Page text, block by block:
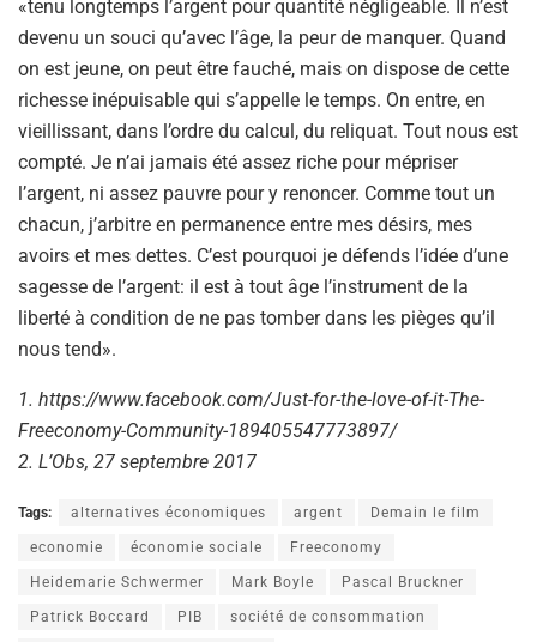
«tenu longtemps l’argent pour quantité négligeable. Il n’est
devenu un souci qu’avec l’âge, la peur de manquer. Quand
on est jeune, on peut être fauché, mais on dispose de cette
richesse inépuisable qui s’appelle le temps. On entre, en
vieillissant, dans l’ordre du calcul, du reliquat. Tout nous est
compté. Je n’ai jamais été assez riche pour mépriser
l’argent, ni assez pauvre pour y renoncer. Comme tout un
chacun, j’arbitre en permanence entre mes désirs, mes
avoirs et mes dettes. C’est pourquoi je défends l’idée d’une
sagesse de l’argent: il est à tout âge l’instrument de la
liberté à condition de ne pas tomber dans les pièges qu’il
nous tend».
1. https://www.facebook.com/Just-for-the-love-of-it-The-
Freeconomy-Community-189405547773897/
2. L’Obs, 27 septembre 2017
Tags: alternatives économiques argent Demain le film
economie économie sociale Freeconomy
Heidemarie Schwermer Mark Boyle Pascal Bruckner
Patrick Boccard PIB société de consommation